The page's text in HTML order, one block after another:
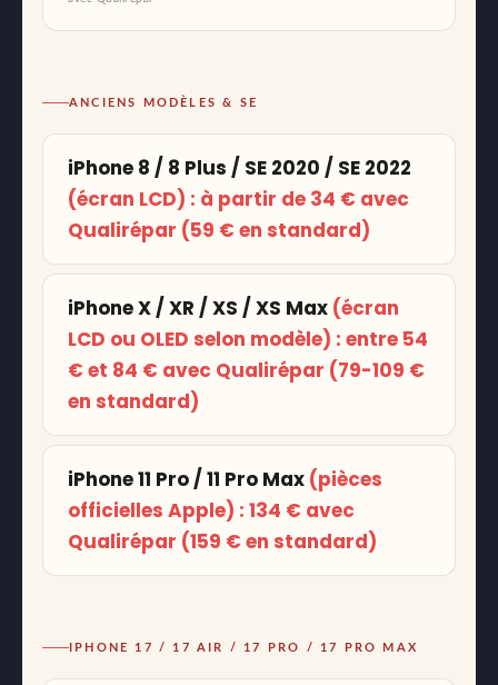
ANCIENS MODÈLES & SE
iPhone 8 / 8 Plus / SE 2020 / SE 2022
(écran LCD) : à partir de 34 € avec
Qualirépar (59 € en standard)
iPhone X / XR / XS / XS Max (écran
LCD ou OLED selon modèle) : entre 54
€ et 84 € avec Qualirépar (79-109 €
en standard)
iPhone 11 Pro / 11 Pro Max (pièces
officielles Apple) : 134 € avec
Qualirépar (159 € en standard)
IPHONE 17 / 17 AIR / 17 PRO / 17 PRO MAX